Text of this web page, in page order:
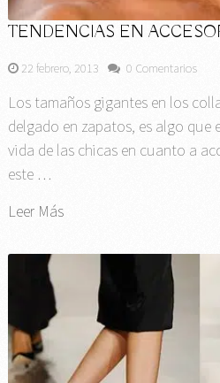
TENDENCIAS EN
22 febrero, 2013 0 Comentarios
Los tamaños gigantes en los
delgado en zapatos, es algo que
vida de las chicas en cuanto a
este …
Leer Más